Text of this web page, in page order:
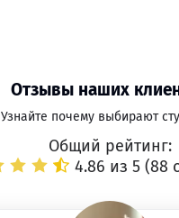
Отзывы наших
Узнайте почему выбирают
Общий рейтинг:
4.86 из 5 (88